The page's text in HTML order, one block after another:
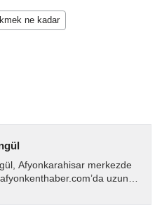
ne kadar
Afyonkarahisar merkezde
uzun
akışı...